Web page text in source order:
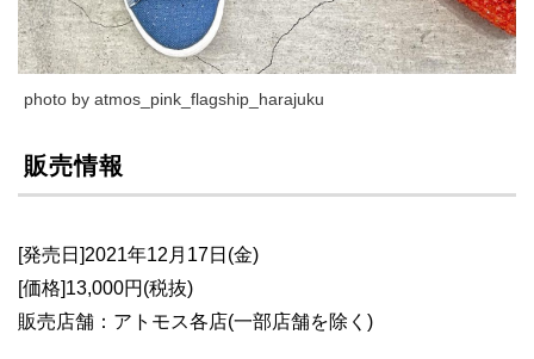
photo by atmos_pink_flagship_harajuku
販売情報
[発売日]2021年12月17日(金)
[価格]13,000円(税抜)
販売店舗：アトモス各店(一部店舗を除く)